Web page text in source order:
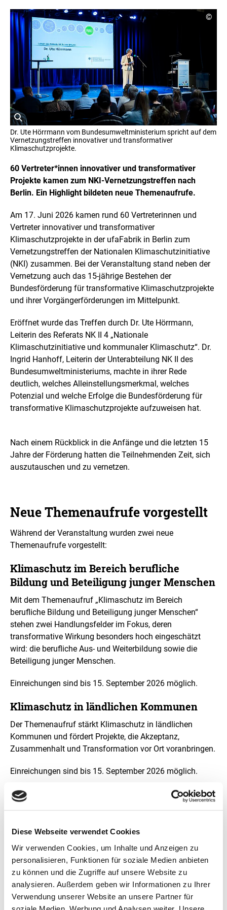
Diese Webseite verwendet Cookies
Wir verwenden Cookies, um Inhalte und Anzeigen zu
personalisieren, Funktionen für soziale Medien anbieten
zu können und die Zugriffe auf unsere Website zu
analysieren. Außerdem geben wir Informationen zu Ihrer
Verwendung unserer Website an unsere Partner für
ö
f
f
e
t
B
i
d
i
n
e
i
n
e
r
v
e
g
r
ö
ß
e
r
t
e
n
D
s
t
e
l
g
C
h
t
I
n
f
o
m
©
Dr. Ute Hörrmann vom Bundesumweltministerium spricht auf dem
Vernetzungstreffen innovativer und transformativer
Klimaschutzprojekte.
60 Vertreter*innen innovativer und transformativer
Projekte kamen zum NKI-Vernetzungstreffen nach
Berlin. Ein Highlight bildeten neue Themenaufrufe.
Am 17. Juni 2026 kamen rund 60 Vertreterinnen und
Vertreter innovativer und transformativer
Klimaschutzprojekte in der ufaFabrik in Berlin zum
Vernetzungstreffen der Nationalen Klimaschutzinitiative
(NKI) zusammen. Bei der Veranstaltung stand neben der
Vernetzung auch das 15-jährige Bestehen der
Bundesförderung für transformative Klimaschutzprojekte
und ihrer Vorgängerförderungen im Mittelpunkt.
Eröffnet wurde das Treffen durch Dr. Ute Hörrmann,
Leiterin des Referats NK II 4 „Nationale
Klimaschutzinitiative und kommunaler Klimaschutz“. Dr.
Ingrid Hanhoff, Leiterin der Unterabteilung NK II des
Bundesumweltministeriums, machte in ihrer Rede
deutlich, welches Alleinstellungsmerkmal, welches
Potenzial und welche Erfolge die Bundesförderung für
transformative Klimaschutzprojekte aufzuweisen hat.
Nach einem Rückblick in die Anfänge und die letzten 15
Jahre der Förderung hatten die Teilnehmenden Zeit, sich
auszutauschen und zu vernetzen.
Neue Themenaufrufe vorgestellt
Während der Veranstaltung wurden zwei neue
Themenaufrufe vorgestellt:
Klimaschutz im Bereich berufliche
Bildung und Beteiligung junger Menschen
Mit dem Themenaufruf „Klimaschutz im Bereich
berufliche Bildung und Beteiligung junger Menschen“
stehen zwei Handlungsfelder im Fokus, deren
transformative Wirkung besonders hoch eingeschätzt
wird: die berufliche Aus- und Weiterbildung sowie die
Beteiligung junger Menschen.
Einreichungen sind bis 15. September 2026 möglich.
Klimaschutz in ländlichen Kommunen
Der Themenaufruf stärkt Klimaschutz in ländlichen
Kommunen und fördert Projekte, die Akzeptanz,
Zusammenhalt und Transformation vor Ort voranbringen.
Einreichungen sind bis 15. September 2026 möglich.
Dreiklang des Tages:
austauschen, vernetzen,
informieren
Der Tag war geprägt von Austausch, guten Gesprächen
und der Vorstellung neuer Projekte. Als Key-Note-Speaker
konnte zudem mit Prof. Dr. Stefan Rahmstorf einer der
renommiertesten Klimawissenschaftler gewonnen